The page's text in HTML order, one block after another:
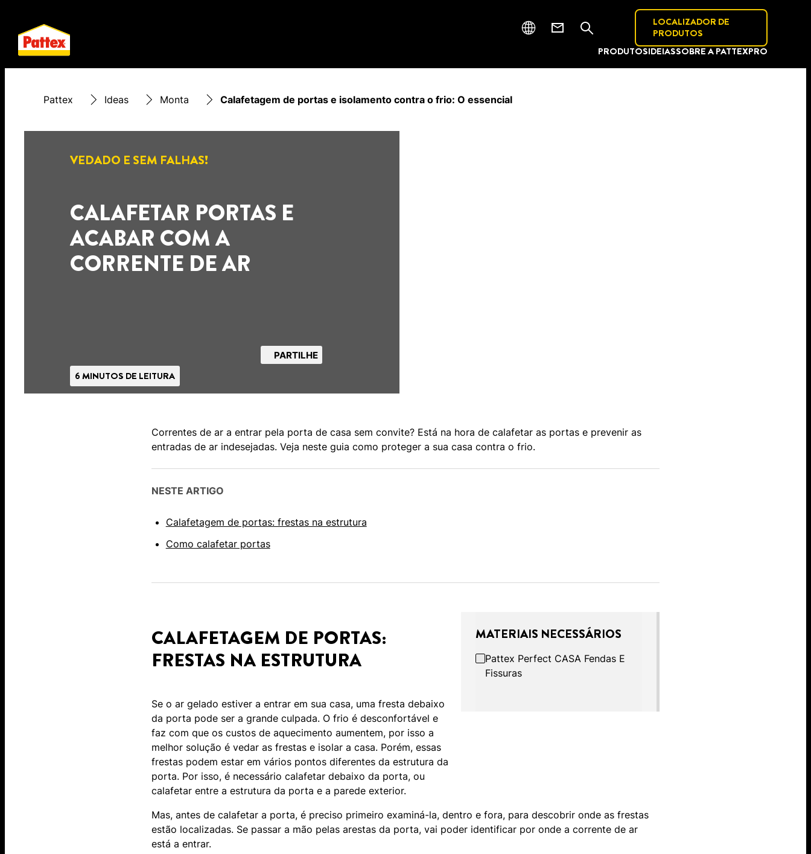
PRODUTOSIDEIASSOBRE A PATTEXPRO
LOCALIZADOR DE
PRODUTOS
Pattex Ideas Monta Calafetagem de portas e isolamento contra o frio: O essencial
VEDADO E SEM FALHAS!
CALAFETAR PORTAS E
ACABAR COM A
CORRENTE DE AR
6 MINUTOS DE LEITURA
PARTILHE
Correntes de ar a entrar pela porta de casa sem convite? Está na hora de calafetar as portas e prevenir as
entradas de ar indesejadas. Veja neste guia como proteger a sua casa contra o frio.
NESTE ARTIGO
Calafetagem de portas: frestas na estrutura
Como calafetar portas
CALAFETAGEM DE PORTAS:
FRESTAS NA ESTRUTURA
Se o ar gelado estiver a entrar em sua casa, uma fresta debaixo
da porta pode ser a grande culpada. O frio é desconfortável e
faz com que os custos de aquecimento aumentem, por isso a
melhor solução é vedar as frestas e isolar a casa. Porém, essas
frestas podem estar em vários pontos diferentes da estrutura da
porta. Por isso, é necessário calafetar debaixo da porta, ou
calafetar entre a estrutura da porta e a parede exterior.
MATERIAIS NECESSÁRIOS
Pattex Perfect CASA Fendas E
Fissuras
Mas, antes de calafetar a porta, é preciso primeiro examiná-la, dentro e fora, para descobrir onde as frestas
estão localizadas. Se passar a mão pelas arestas da porta, vai poder identificar por onde a corrente de ar
está a entrar.